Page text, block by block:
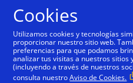
Reportes
Cookies
Utilizamos cookies y tecnologías
proporcionar nuestro sitio web.
preferencias para que podamos
analizar tus visitas a nuestros
(incluyendo a través de nuestros
consulta nuestroAviso de Cookies.